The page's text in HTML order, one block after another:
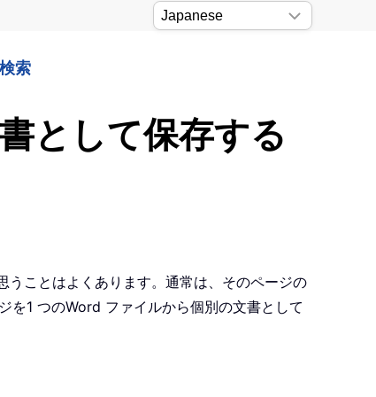
検索
として保存する
ことはよくあります。通常は、そのページの
を1 つのWord ファイルから個別の文書として